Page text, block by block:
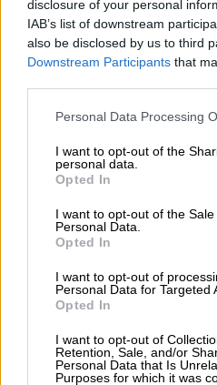
disclosure of your personal
IAB’s list of downstream
also be disclosed by us to third
Downstream Participants that
Please note that this website/
not limited to your visit or usage
grant or deny consent to
use your data for below
consent section.
Personal Data Processing
I want to opt-out of the
personal data.
Opted In
I want to opt-out of the
Personal Data.
Opted In
I want to opt-out of
Personal Data for Targeted
Opted In
I want to opt-out of
Retention, Sale, and/or
Personal Data that Is
Purposes for which it was
προσβλήθηκαν από
Οι αρχές στοΚίεβο
Πολεμική Αεροπορία
μη επανδρωμένα
αεροπορικού
περισσότερο από πέντε
Σέρχιι Πόπκο,
στρατιωτικής
ότι συντρίμμια μη
αεροσκάφους έπεσαν
Ντεσνιάνσκιι, όμως
προκάλεσαν πυρκαγιές.